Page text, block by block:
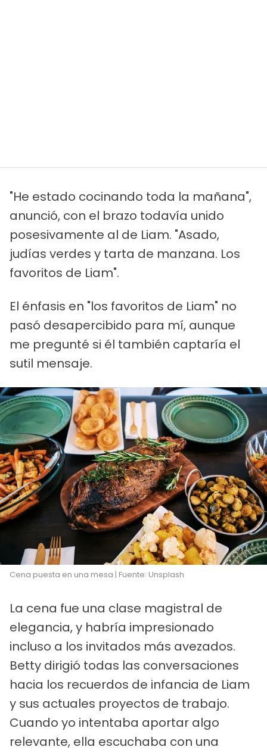
"He estado cocinando toda la mañana",
anunció, con el brazo todavía unido
posesivamente al de Liam. "Asado,
judías verdes y tarta de manzana. Los
favoritos de Liam".
El énfasis en "los favoritos de Liam" no
pasó desapercibido para mí, aunque
me pregunté si él también captaría el
sutil mensaje.
Cena puesta en una mesa | Fuente: Unsplash
La cena fue una clase magistral de
elegancia, y habría impresionado
incluso a los invitados más avezados.
Betty dirigió todas las conversaciones
hacia los recuerdos de infancia de Liam
y sus actuales proyectos de trabajo.
Cuando yo intentaba aportar algo
relevante, ella escuchaba con una